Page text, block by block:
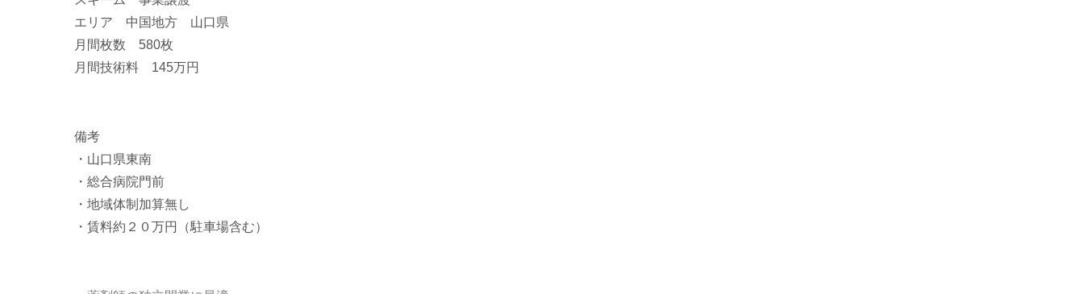
エリア 中国地方 山口県
月間枚数 580枚
月間技術料 145万円
備考
・山口県東南
・総合病院門前
・地域体制加算無し
・賃料約２０万円（駐車場含む）